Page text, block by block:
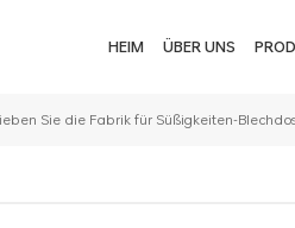
HEIM ÜBER UNS
Sie die Fabrik für Süßigkeiten-